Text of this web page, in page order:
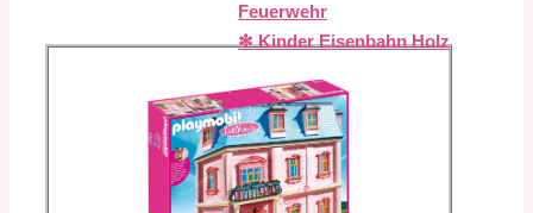
Feuerwehr
✻ Kinder Eisenbahn Holz